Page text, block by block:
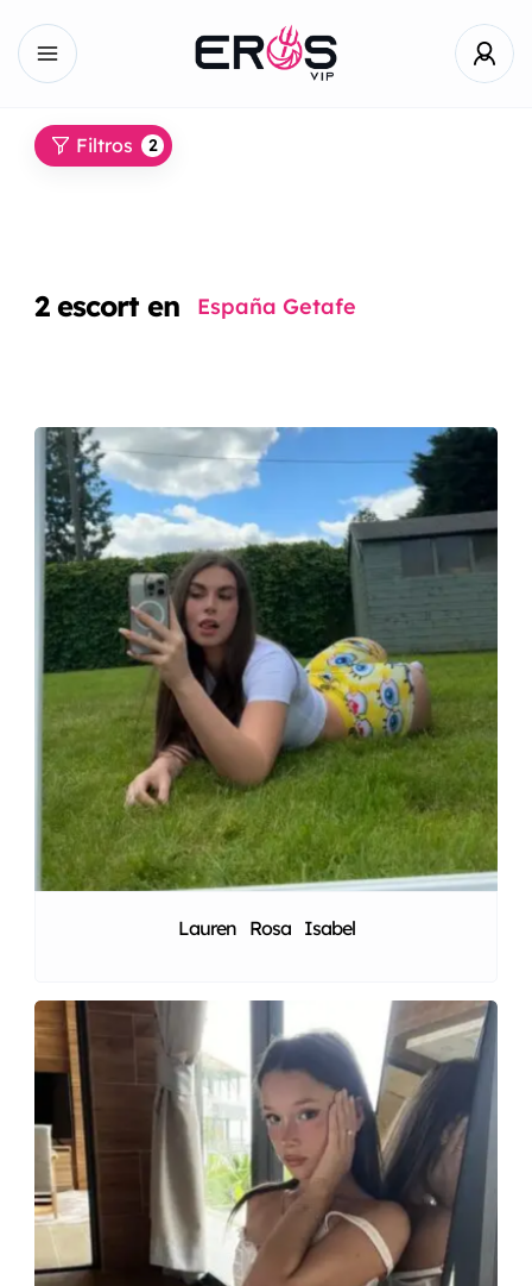
Filtros 2
2 escort en España Getafe
Lauren Rosa Isabel